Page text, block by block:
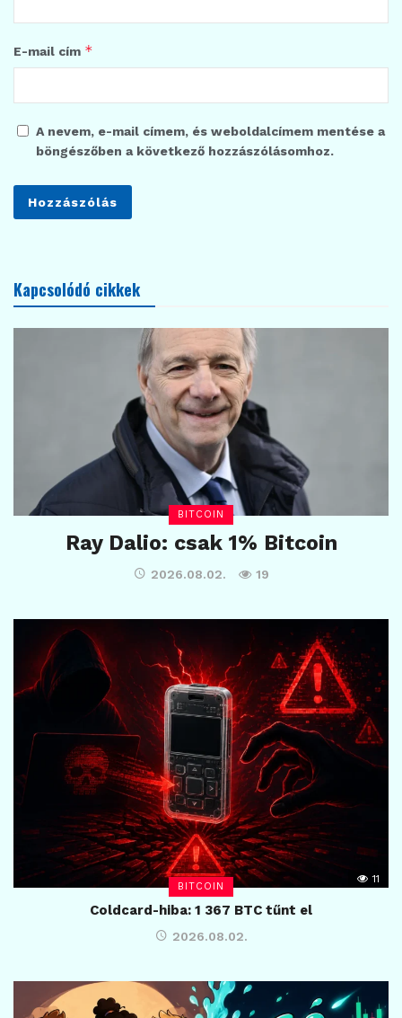
E-mail cím *
A nevem, e-mail címem, és weboldalcímem mentése a
böngészőben a következő hozzászólásomhoz.
Kapcsolódó cikkek
BITCOIN
Ray Dalio: csak 1% Bitcoin
2026.08.02. 19
BITCOIN
11
Coldcard-hiba: 1 367 BTC tűnt el
2026.08.02.